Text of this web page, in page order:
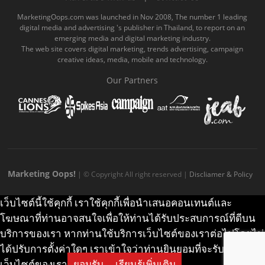
o
o
k
c
o
b
e
.
o
m
e
g
r
a
.
k
.
c
m
MarketingOops.com was launched in Nov 2008, The number 1 leading
digital media and advertising 's publisher in Thailand, to report on an
emerging media and digital marketing industry.
The web site covers digital marketing, trends advertising, campaign
creative ideas, media, mobile and technology.
Our Partners
Marketing Oops! | © Copyright All right reserved | Discliamer & Policy
เว็บไซต์นี้ใช้คุกกี้ เราใช้คุกกี้เพื่อนำเสนอคอนเทนต์และ
โฆษณาที่ท่านอาจสนใจเพื่อให้ท่านได้รับประสบการณ์ที่ดีบน
บริการของเรา หากท่านใช้บริการเว็บไซต์ของเราต่อไปโดยไม่
ได้ปรับการตั้งค่าใดๆ เราเข้าใจว่าท่านยินยอมที่จะรับคุกกี้บน